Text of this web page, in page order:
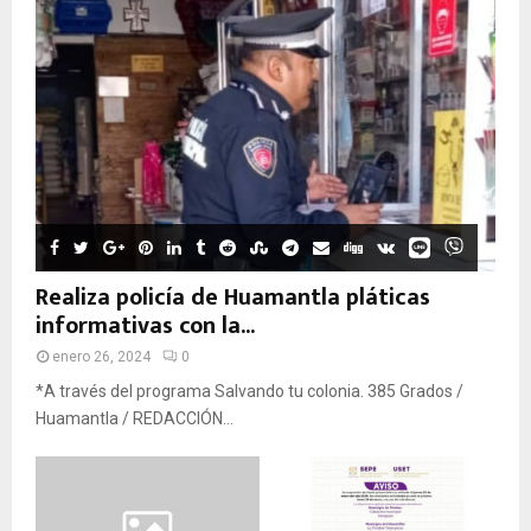
Realiza policía de Huamantla pláticas
informativas con la...
enero 26, 2024 0
*A través del programa Salvando tu colonia. 385 Grados /
Huamantla / REDACCIÓN...